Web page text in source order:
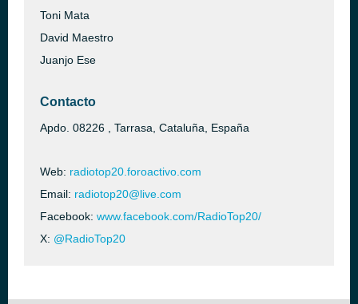
Toni Mata
David Maestro
Juanjo Ese
Contacto
Apdo. 08226 , Tarrasa, Cataluña, España
Web: radiotop20.foroactivo.com
Email: radiotop20@live.com
Facebook: www.facebook.com/RadioTop20/
X: @RadioTop20